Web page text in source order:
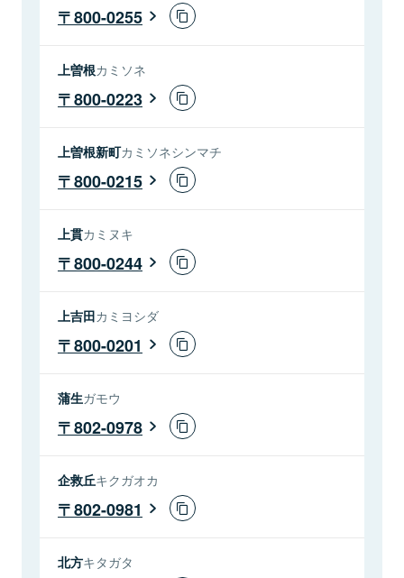
800-0255
上曽根カミソネ
800-0223
上曽根新町カミソネシンマチ
800-0215
上貫カミヌキ
800-0244
上吉田カミヨシダ
800-0201
蒲生ガモウ
802-0978
企救丘キクガオカ
802-0981
北方キタガタ